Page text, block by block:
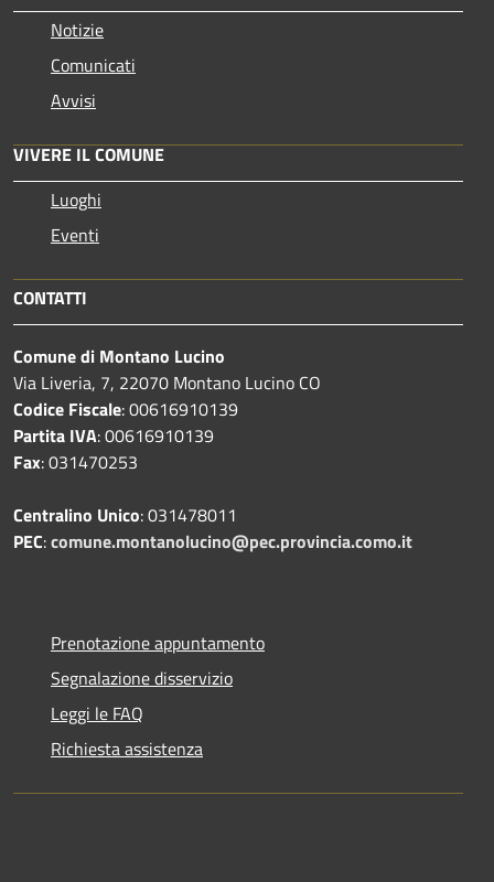
Notizie
Comunicati
Avvisi
VIVERE IL COMUNE
Luoghi
Eventi
CONTATTI
Comune di Montano Lucino
Via Liveria, 7, 22070 Montano Lucino CO
Codice Fiscale: 00616910139
Partita IVA: 00616910139
Fax: 031470253
Centralino Unico: 031478011
PEC:comune.montanolucino@pec.provincia.como.it
Prenotazione appuntamento
Segnalazione disservizio
Leggi le FAQ
Richiesta assistenza